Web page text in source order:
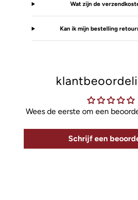
Wat zijn de
Kan ik mijn bestelling
Wees de eerste om een
Schrijf een